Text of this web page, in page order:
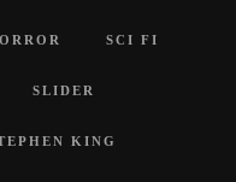
SCI FI
SLIDER
KING